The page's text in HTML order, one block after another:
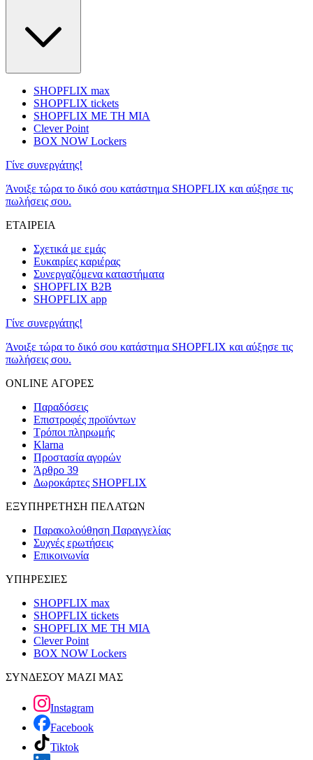
SHOPFLIX max
SHOPFLIX tickets
SHOPFLIX ΜΕ ΤΗ ΜΙΑ
Clever Point
BOX NOW Lockers
Γίνε συνεργάτης!
Άνοιξε τώρα το δικό σου κατάστημα SHOPFLIX και αύξησε τις
πωλήσεις σου.
ΕΤΑΙΡΕΙΑ
Σχετικά με εμάς
Ευκαιρίες καριέρας
Συνεργαζόμενα καταστήματα
SHOPFLIX B2B
SHOPFLIX app
Γίνε συνεργάτης!
Άνοιξε τώρα το δικό σου κατάστημα SHOPFLIX και αύξησε τις
πωλήσεις σου.
ONLINE ΑΓΟΡΕΣ
Παραδόσεις
Επιστροφές προϊόντων
Τρόποι πληρωμής
Klarna
Προστασία αγορών
Άρθρο 39
Δωροκάρτες SHOPFLIX
ΕΞΥΠΗΡΕΤΗΣΗ ΠΕΛΑΤΩΝ
Παρακολούθηση Παραγγελίας
Συχνές ερωτήσεις
Επικοινωνία
ΥΠΗΡΕΣΙΕΣ
SHOPFLIX max
SHOPFLIX tickets
SHOPFLIX ΜΕ ΤΗ ΜΙΑ
Clever Point
BOX NOW Lockers
ΣΥΝΔΕΣΟΥ ΜΑΖΙ ΜΑΣ
Instagram
Facebook
Tiktok